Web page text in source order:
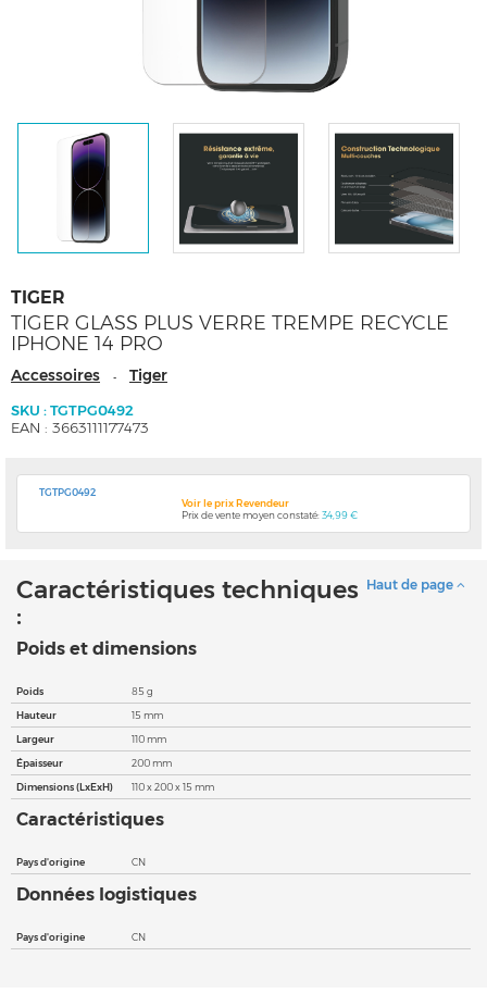
TIGER
TIGER GLASS PLUS VERRE TREMPE RECYCLE
IPHONE 14 PRO
Accessoires - Tiger
SKU : TGTPG0492
EAN : 3663111177473
TGTPG0492
Voir le prix Revendeur
Prix de vente moyen constaté:34,99 €
Haut de page
Caractéristiques techniques
:
Poids et dimensions
Poids
85 g
Hauteur
15 mm
Largeur
110 mm
Épaisseur
200 mm
Dimensions (LxExH)
110 x 200 x 15 mm
Caractéristiques
Pays d'origine CN
Données logistiques
Pays d'origine CN